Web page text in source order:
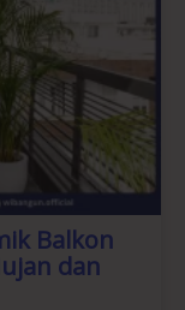
Balkon
dan